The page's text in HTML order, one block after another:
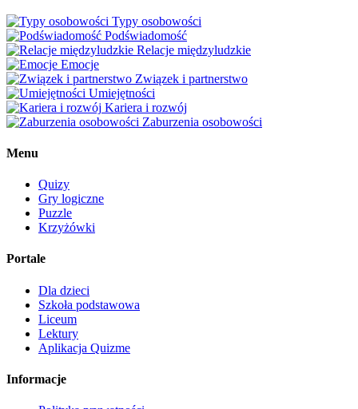
Typy osobowości
Podświadomość
Relacje międzyludzkie
Emocje
Związek i partnerstwo
Umiejętności
Kariera i rozwój
Zaburzenia osobowości
Menu
Quizy
Gry logiczne
Puzzle
Krzyżówki
Portale
Dla dzieci
Szkoła podstawowa
Liceum
Lektury
Aplikacja Quizme
Informacje